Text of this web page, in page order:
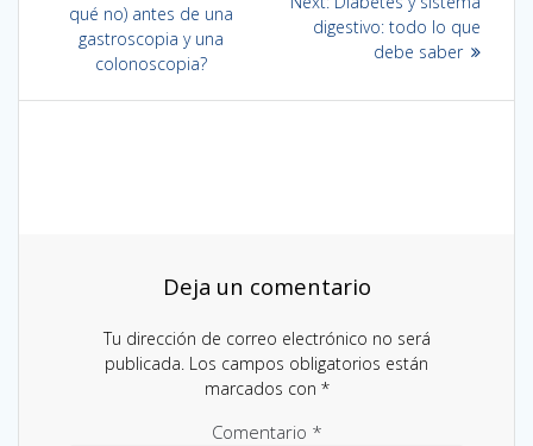
entradas
post:
qué no) antes de una
gastroscopia y una
colonoscopia?
post:
digestivo: todo lo que
debe saber
Deja un comentario
Tu dirección de correo electrónico no será
publicada. Los campos obligatorios están
marcados con *
Comentario *